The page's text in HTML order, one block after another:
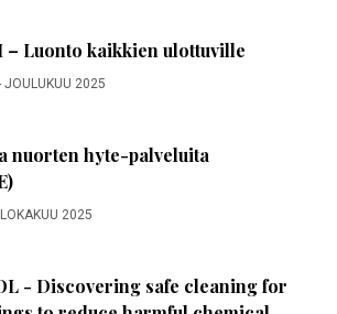
– Luonto kaikkien ulottuville
JOULUKUU 2025
nuorten hyte-palveluita
LOKAKUU 2025
- Discovering safe cleaning for